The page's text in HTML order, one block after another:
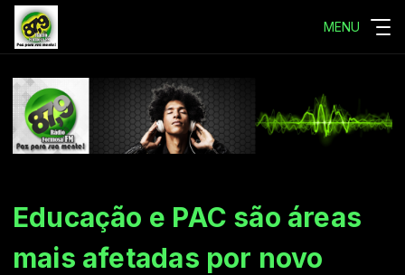
MENU
Educação e PAC são áreas
mais afetadas por novo